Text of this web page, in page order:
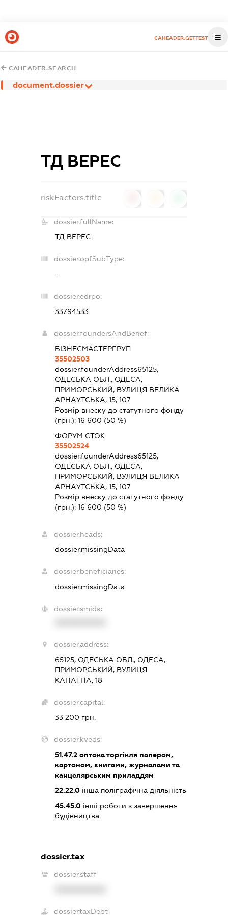
CAHEADER.GETTEST
CAHEADER.SEARCH
document.dossier
ТД ВЕРЕС
riskFactors.title
dossier.fullName:
ТД ВЕРЕС
dossier.opfSubType:
-
dossier.edrpo:
33794533
dossier.foundersAndBenef:
БІЗНЕСМАСТЕРГРУП
35502503
dossier.founderAddress65125,
ОДЕСЬКА ОБЛ., ОДЕСА,
ПРИМОРСЬКИЙ, ВУЛИЦЯ ВЕЛИКА
АРНАУТСЬКА, 15, 107
Розмір внеску до статутного фонду
(грн.):16 600 (50 %)
ФОРУМ СТОК
35502524
dossier.founderAddress65125,
ОДЕСЬКА ОБЛ., ОДЕСА,
ПРИМОРСЬКИЙ, ВУЛИЦЯ ВЕЛИКА
АРНАУТСЬКА, 15, 107
Розмір внеску до статутного фонду
(грн.):16 600 (50 %)
dossier.heads:
dossier.missingData
dossier.beneficiaries:
dossier.missingData
dossier.smida:
dossier.address:
65125, ОДЕСЬКА ОБЛ., ОДЕСА,
ПРИМОРСЬКИЙ, ВУЛИЦЯ
КАНАТНА, 18
dossier.capital:
33 200 грн.
dossier.kveds:
51.47.2 оптова торгівля папером,
картоном, книгами, журналами та
канцелярським приладдям
22.22.0 інша поліграфічна діяльність
45.45.0 інші роботи з завершення
будівництва
dossier.tax
dossier.staff
dossier.taxDebt